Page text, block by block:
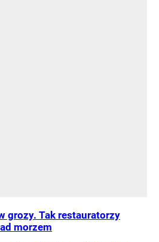
grozy. Tak restauratorzy
morzem